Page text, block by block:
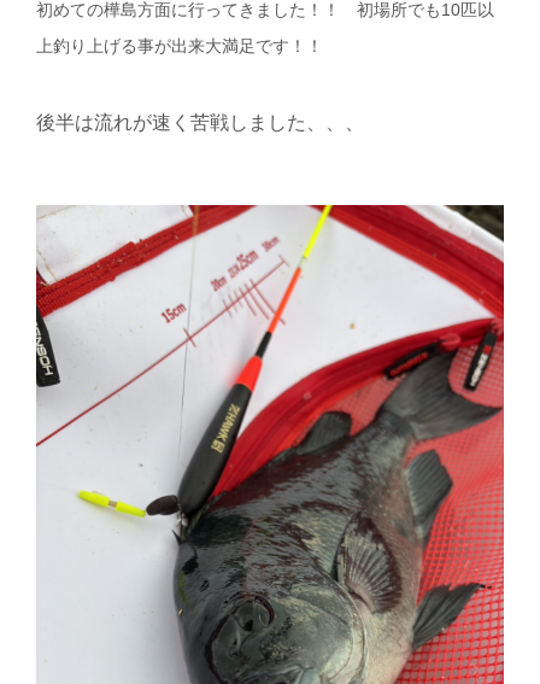
初めての樺島方面に行ってきました！！ 初場所でも10匹以
上釣り上げる事が出来大満足です！！
後半は流れが速く苦戦しました、、、